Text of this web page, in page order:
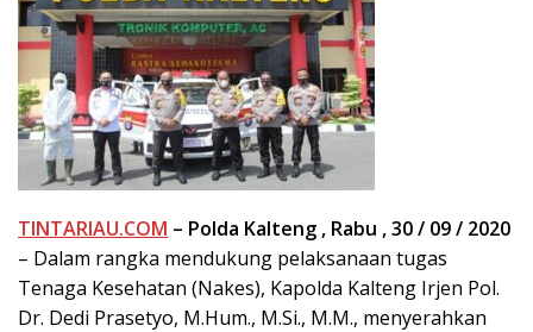
TINTARIAU.COM – Polda Kalteng , Rabu , 30 / 09 / 2020
– Dalam rangka mendukung pelaksanaan tugas
Tenaga Kesehatan (Nakes), Kapolda Kalteng Irjen Pol.
Dr. Dedi Prasetyo, M.Hum., M.Si., M.M., menyerahkan